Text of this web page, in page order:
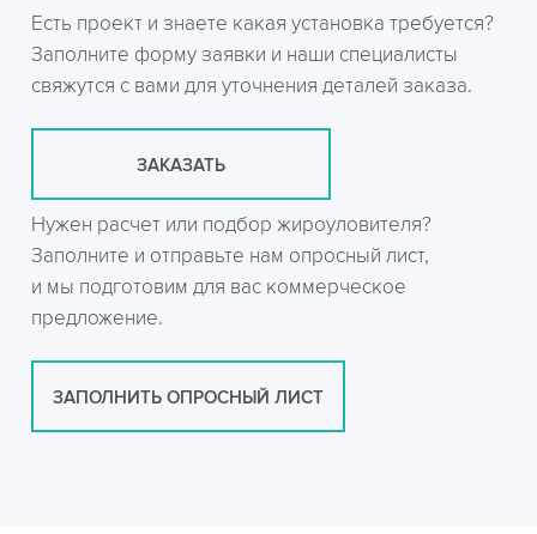
Есть проект и знаете какая установка требуется?
Заполните форму заявки и наши специалисты
свяжутся с вами для уточнения деталей заказа.
ЗАКАЗАТЬ
Нужен расчет или подбор жироуловителя?
Заполните и отправьте нам опросный лист,
и мы подготовим для вас коммерческое
предложение.
ЗАПОЛНИТЬ ОПРОСНЫЙ ЛИСТ